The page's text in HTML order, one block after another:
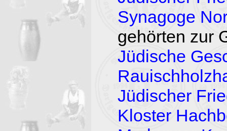
Synagoge
gehörten zur
Jüdische
Jüdischer
Kloster